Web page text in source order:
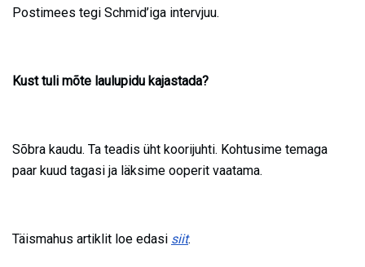
Postimees tegi Schmid’iga intervjuu.
Kust tuli mõte laulupidu kajastada?
Sõbra kaudu. Ta teadis üht koorijuhti. Kohtusime temaga
paar kuud tagasi ja läksime ooperit vaatama.
Täismahus artiklit loe edasi siit.